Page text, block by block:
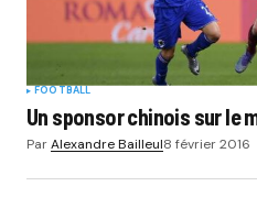
FOOTBALL
Un sponsor chinois sur le
ParAlexandre Bailleul8 février 2016